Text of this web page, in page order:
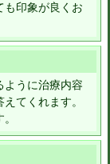
も印象が良くお
ように治療内容
てくれます。